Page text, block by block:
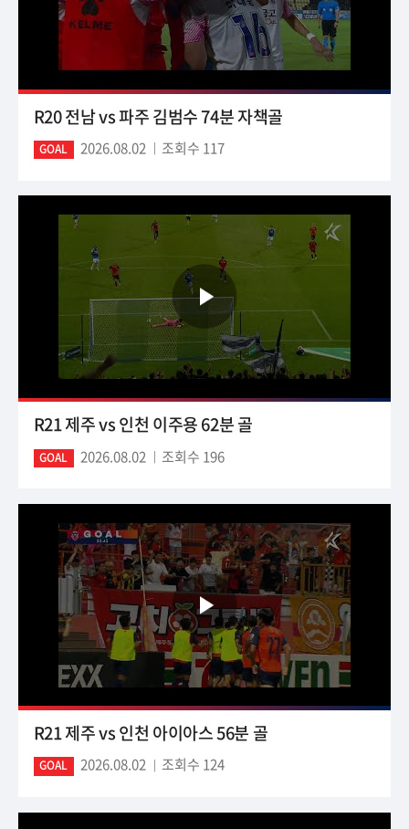
R20 전남 vs 파주 김범수 74분 자책골
GOAL 2026.08.02 조회수 117
R21 제주 vs 인천 이주용 62분 골
GOAL 2026.08.02 조회수 196
R21 제주 vs 인천 아이아스 56분 골
GOAL 2026.08.02 조회수 124